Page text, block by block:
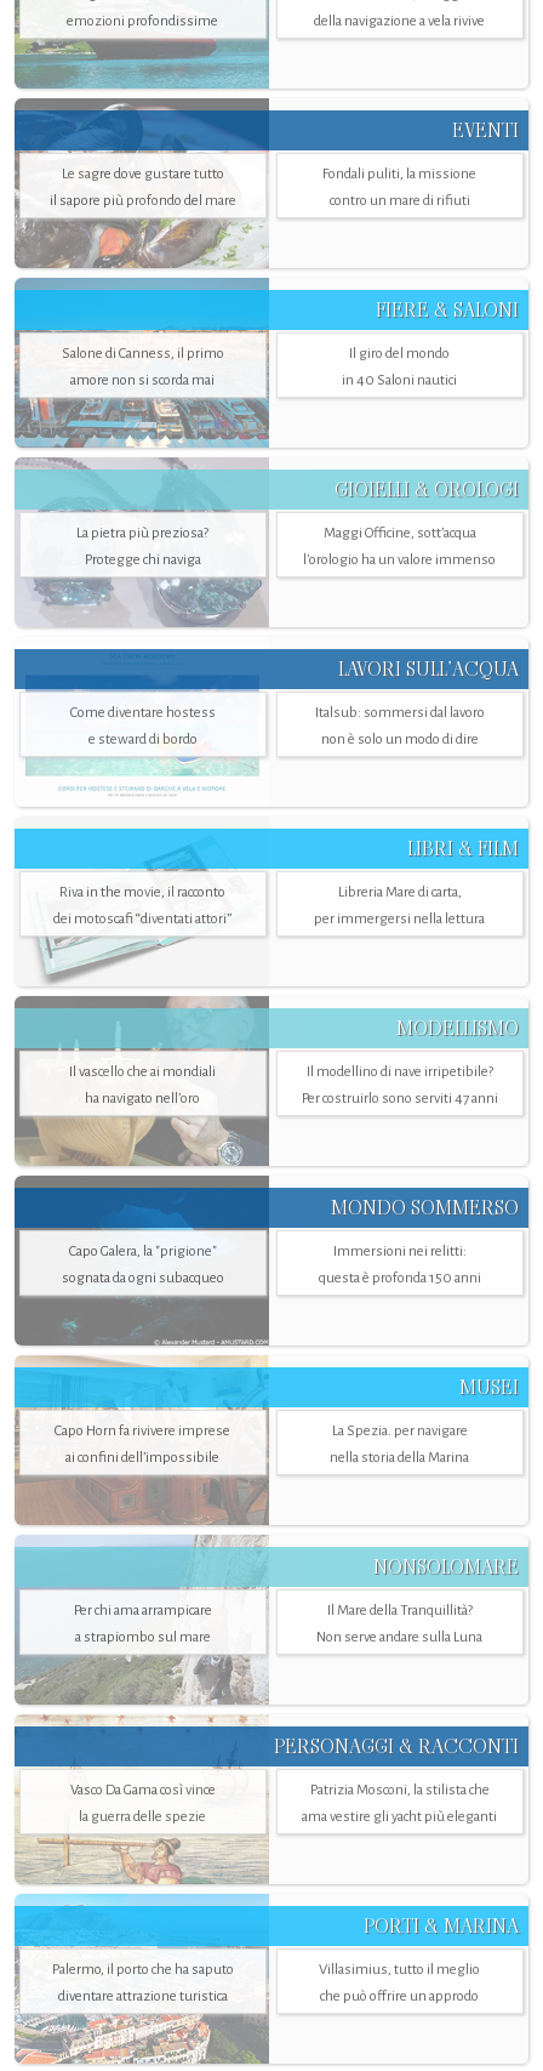
emozioni profondissime
della navigazione a vela rivive
EVENTI
Le sagre dove gustare tutto
il sapore più profondo del mare
Fondali puliti, la missione
contro un mare di rifiuti
FIERE & SALONI
Salone di Canness, il primo
amore non si scorda mai
Il giro del mondo
in 40 Saloni nautici
GIOIELLI & OROLOGI
La pietra più preziosa?
Protegge chi naviga
Maggi Officine, sott’acqua
l'orologio ha un valore immenso
LAVORI SULL’ACQUA
Come diventare hostess
e steward di bordo
Italsub: sommersi dal lavoro
non è solo un modo di dire
LIBRI & FILM
Riva in the movie, il racconto
dei motoscafi “diventati attori”
Libreria Mare di carta,
per immergersi nella lettura
MODELLISMO
Il vascello che ai mondiali
ha navigato nell’oro
Il modellino di nave irripetibile?
Per costruirlo sono serviti 47 anni
MONDO SOMMERSO
Capo Galera, la "prigione"
sognata da ogni subacqueo
Immersioni nei relitti:
questa è profonda 150 anni
MUSEI
Capo Horn fa rivivere imprese
ai confini dell’impossibile
La Spezia. per navigare
nella storia della Marina
NONSOLOMARE
Per chi ama arrampicare
a strapiombo sul mare
Il Mare della Tranquillità?
Non serve andare sulla Luna
PERSONAGGI & RACCONTI
Vasco Da Gama così vince
la guerra delle spezie
Patrizia Mosconi, la stilista che
ama vestire gli yacht più eleganti
PORTI & MARINA
Palermo, il porto che ha saputo
diventare attrazione turistica
Villasimius, tutto il meglio
che può offrire un approdo